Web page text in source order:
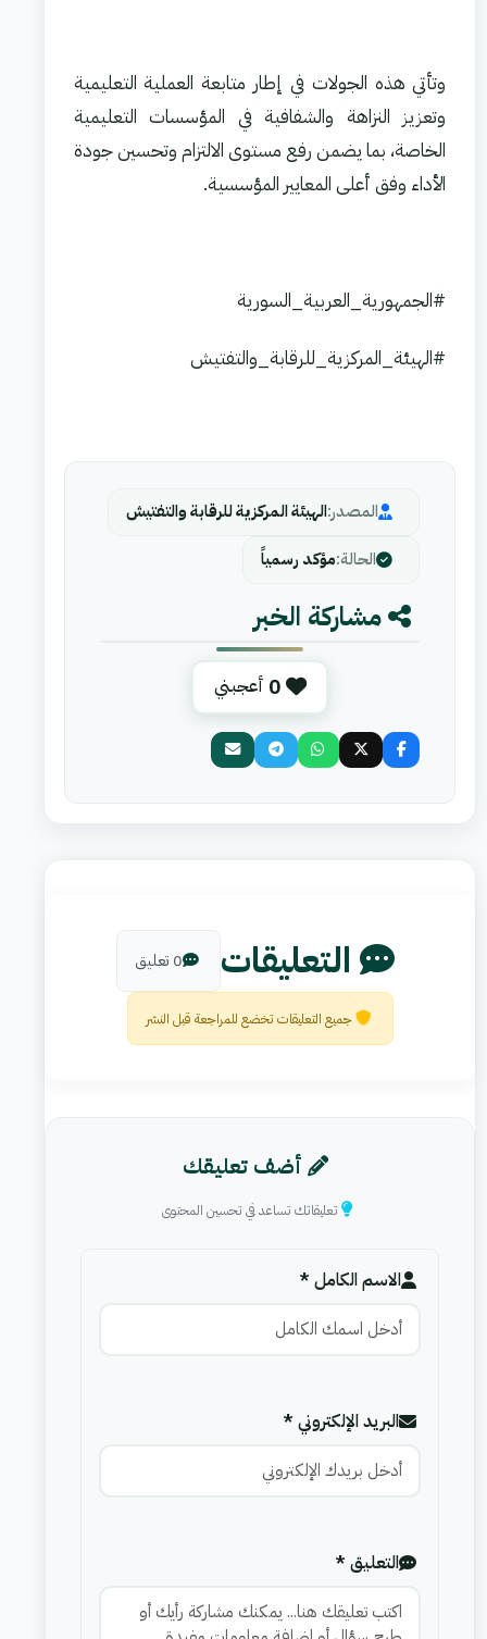
وتأتي هذه الجولات في إطار متابعة العملية التعليمية
وتعزيز النزاهة والشفافية في المؤسسات التعليمية
الخاصة، بما يضمن رفع مستوى الالتزام وتحسين جودة
الأداء وفق أعلى المعايير المؤسسية.
#الجمهورية_العربية_السورية
#الهيئة_المركزية_للرقابة_والتفتيش
المصدر:الهيئة المركزية للرقابة والتفتيش
الحالة:مؤكد رسمياً
مشاركة الخبر
0 أعجبني
التعليقات 0 تعليق
جميع التعليقات تخضع للمراجعة قبل النشر
أضف تعليقك
تعليقاتك تساعد في تحسين المحتوى
الاسم الكامل *
البريد الإلكتروني *
التعليق *